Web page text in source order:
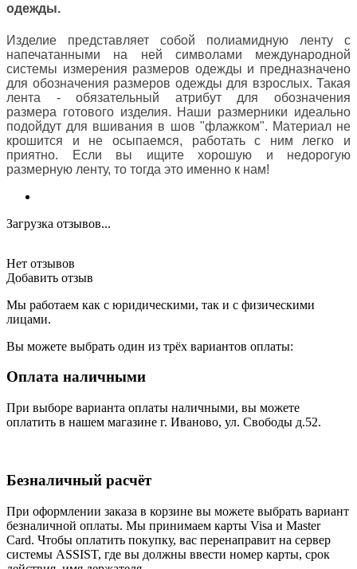
одежды.
Изделие представляет собой полиамидную ленту с
напечатанными на ней символами международной
системы измерения размеров одежды и предназначено
для обозначения размеров одежды для взрослых. Такая
лента - обязательный атрибут для обозначения
размера готового изделия. Наши размерники идеально
подойдут для вшивания в шов "флажком". Материал не
крошится и не осыпаемся, работать с ним легко и
приятно. Если вы ищите хорошую и недорогую
размерную ленту, то тогда это именно к нам!
Загрузка отзывов...
Нет отзывов
Добавить отзыв
Мы работаем как с юридическими, так и с физическими
лицами.
Вы можете выбрать один из трёх вариантов оплаты:
Оплата наличными
При выборе варианта оплаты наличными, вы можете
оплатить в нашем магазине г. Иваново, ул. Свободы д.52.
Безналичный расчёт
При оформлении заказа в корзине вы можете выбрать вариант
безналичной оплаты. Мы принимаем карты Visa и Master
Card. Чтобы оплатить покупку, вас перенаправит на сервер
системы ASSIST, где вы должны ввести номер карты, срок